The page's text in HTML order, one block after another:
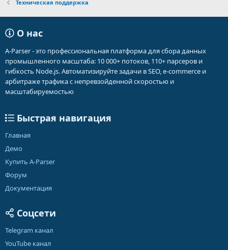
Техническая поддержка
О нас
A-Parser - это профессиональная платформа для сбора данных
промышленного масштаба: 10 000+ потоков, 110+ парсеров и
гибкость Node.js. Автоматизируйте задачи в SEO, e-commerce и
арбитраже трафика с непревзойденной скоростью и
масштабируемостью
Быстрая навигация
Главная
Демо
Купить A-Parser
Форум
Документация
Соцсети
Telegram канал
YouTube канал